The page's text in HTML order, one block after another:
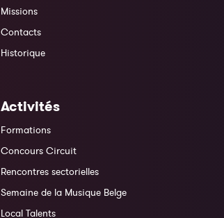
Missions
Contacts
Historique
Activités
Formations
Concours Circuit
Rencontres sectorielles
Semaine de la Musique Belge
Local Talents